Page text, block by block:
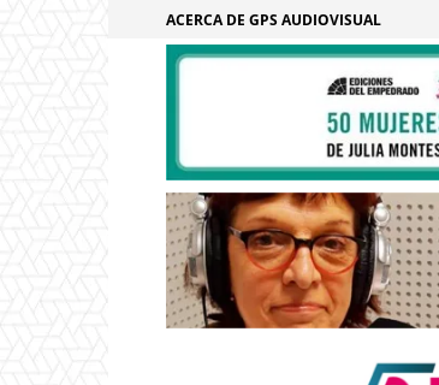
ACERCA DE GPS AUDIOVISUAL